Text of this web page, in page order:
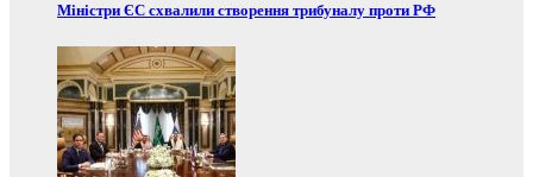
Міністри ЄС схвалили створення трибуналу проти РФ